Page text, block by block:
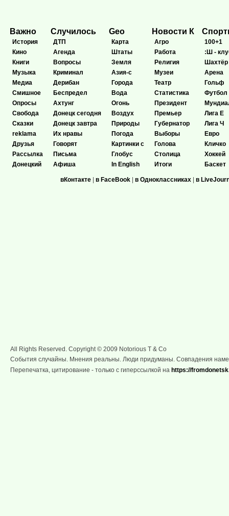
Важно
История
Кино
Книги
Музыка
Медиа
Смишное
Опросы
Свобода
Сказки
reklama
Друзья
Рассылка
Донецкий
Случилось
ДТП
Агенда
Вопросы
Криминал
Дерибан
Беспредел
Ахтунг
Донецк сегодня
Донецк завтра
Их нравы
Говорят
Письма
Афиша
Geo
Карта
Штаты
Земля
Азия-с
Города
Вода
Огонь
Воздух
Природы
Погода
Картинки с
Глобус
In English
Новости К
Агро
Работа
Религия
Музеи
Театр
Статистика
Президент
Премьер
Губернатор
Выборы
Голова
Столица
Итоги
100+1
:Ш -
Шахтёр
Арена
Гольф
Футбол
Лига Е
Лига Ч
Евро
Кличко
Хоккей
Баскет
вКонтакте | в FaceBook | в Одноклассниках | в
All Rights Reserved. Copyright © 2009 Notorious T & Co
События случайны. Мнения реальны. Люди придуманы. Совпадения
Перепечатка, цитирование - только с гиперссылкой на https://